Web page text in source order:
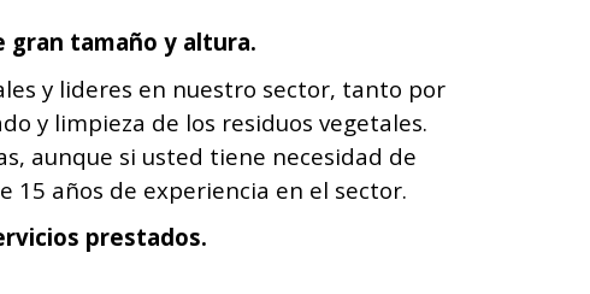
gran tamaño y altura.
y lideres en nuestro sector, tanto por
y limpieza de los residuos vegetales.
aunque si usted tiene necesidad de
15 años de experiencia en el sector.
prestados.